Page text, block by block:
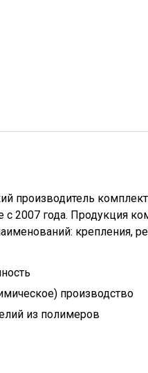
производитель
2007 года. Продукция
крепления,
производство
из полимеров